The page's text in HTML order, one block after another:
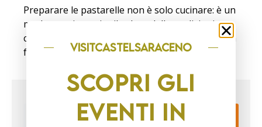
Preparare le pastarelle non è solo cucinare: è un
modo per riscoprire il valore delle tradizioni e
condividere, ancora oggi, il calore autentico della
famiglia.
visitCASTELSARACENO
SCOPRI GLI
EVENTI IN